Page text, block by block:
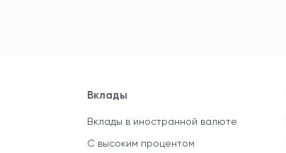
Вклады
Вклады в иностранной валюте
С высоким процентом